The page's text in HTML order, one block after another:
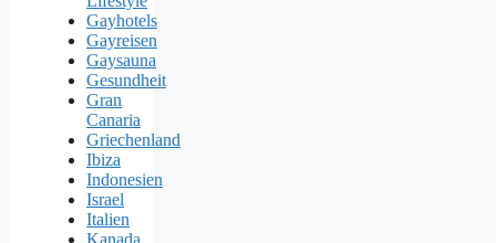
Gayhotels
Gayreisen
Gaysauna
Gesundheit
Gran
Canaria
Griechenland
Ibiza
Indonesien
Israel
Italien